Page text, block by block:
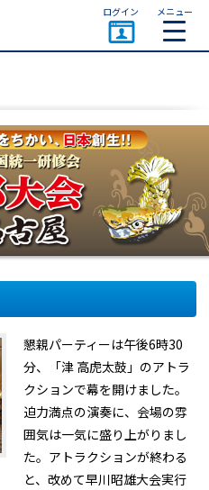
ログイン メニュー
懇親パーティーは午後6時30
分、「津 高虎太鼓」のアトラ
クションで幕を開けました。
迫力満点の演奏に、会場の雰
囲気は一気に盛り上がりまし
た。アトラクションが終わる
と、改めて早川昭雄大会実行